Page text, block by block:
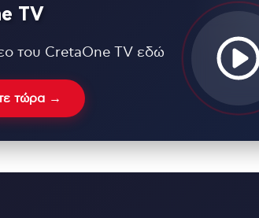
TV
του CretaOne TV εδώ
τώρα →